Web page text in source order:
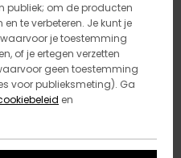
publiek; om de producten
te verbeteren. Je kunt je
je toestemming
of je ertegen verzetten
geen toestemming
voor publieksmeting). Ga
en